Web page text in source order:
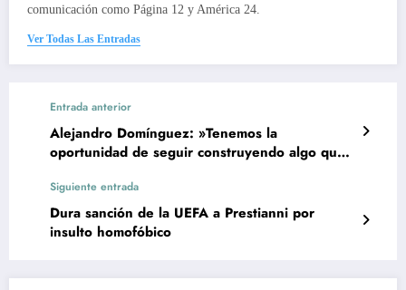
comunicación como Página 12 y América 24.
Ver Todas Las Entradas
Entrada anterior
Alejandro Domínguez: »Tenemos la
oportunidad de seguir construyendo algo que
Siguiente entrada
Dura sanción de la UEFA a Prestianni por
insulto homofóbico